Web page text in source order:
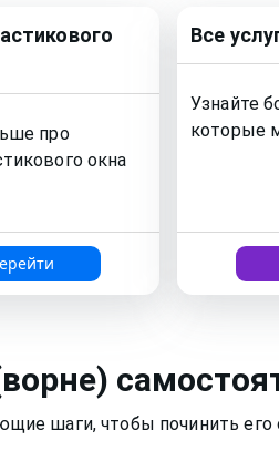
про
окна
Все
Узнайте
которые
шаги, чтобы починить его